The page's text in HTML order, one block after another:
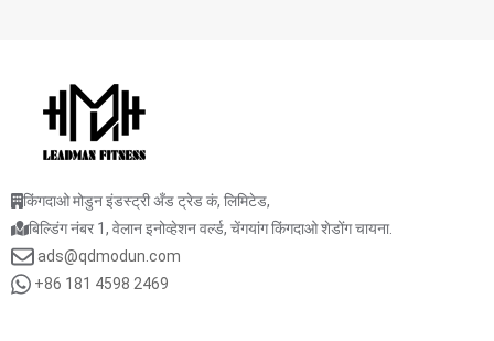
किंगदाओ मोडुन इंडस्ट्री अँड ट्रेड कं, लिमिटेड,
बिल्डिंग नंबर 1, वेलान इनोव्हेशन वर्ल्ड, चेंगयांग किंगदाओ शेडोंग चायना.
ads@qdmodun.com
+86 181 4598 2469